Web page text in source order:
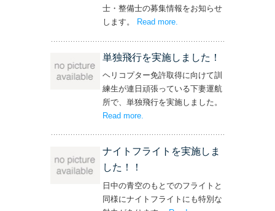
士・整備士の募集情報をお知らせ
します。
Read more
単独飛行を実施しました！
ヘリコプター免許取得に向けて訓
練生が連日頑張っている下妻運航
所で、単独飛行を実施しました。
Read more– ‘単独飛行を実施しました！’
.
ナイトフライトを実施しま
した！！
日中の青空のもとでのフライトと
同様にナイトフライトにも特別な